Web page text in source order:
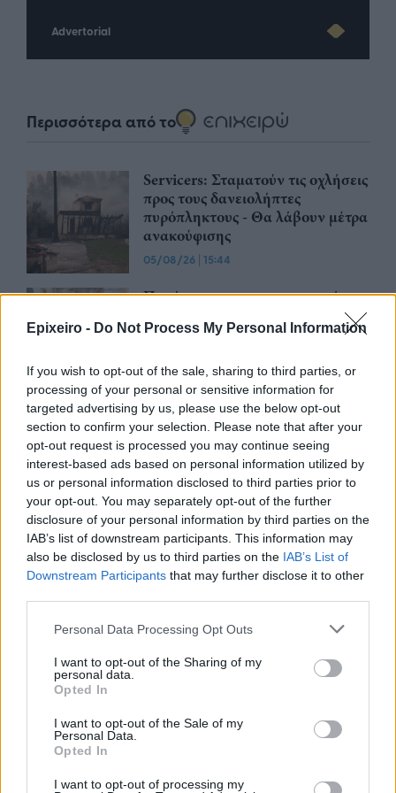
Epixeiro - Do Not Process My Personal Information
If you wish to opt-out of the sale, sharing to third parties, or
processing of your personal or sensitive information for
targeted advertising by us, please use the below opt-out
section to confirm your selection. Please note that after your
opt-out request is processed you may continue seeing
interest-based ads based on personal information utilized by
us or personal information disclosed to third parties prior to
your opt-out. You may separately opt-out of the further
disclosure of your personal information by third parties on the
IAB’s list of downstream participants. This information may
also be disclosed by us to third parties on the IAB’s List of
Downstream Participants that may further disclose it to other
Personal Data Processing Opt Outs
I want to opt-out of the Sharing of my
personal data.
Opted In
I want to opt-out of the Sale of my
Personal Data.
Opted In
I want to opt-out of processing my
Advertorial
Περισσότερα από το
Servicers: Σταματούν τις οχλήσεις
προς τους δανειολήπτες
πυρόπληκτους - Θα λάβουν μέτρα
ανακούφισης
05/08/26 | 15:44
Παράταση στην υποχρεωτική
ηλεκτρονική τιμολόγηση μέσω
παρόχου ζητούν Βιοτεχνικό
Λογιστικός Σύλλογος Αθηνών
04/08/26 |15:57
Ένωση Ελληνικών Τραπεζών:
Οικονομική ενίσχυση και
διαγραφή χρεών στις οικογένειες
των θυμάτων από τις φωτιές
04/08/26|12:08
ΛΣΑ και ΒΕΑ ζητούν παράταση
για την υποχρεωτική ηλεκτρονική
τιμολόγηση – Στο τραπέζι
μετάθεση εφαρμογής για το 2026
03/08/26 15:12
Συνάντηση με τον γεν.
Γυαλιού πραγματοποίησαν
ΓΣΕΒΕΕ και ΠΟΕΒΥ
Η νέα ευρωπαϊκή έκθεση για την